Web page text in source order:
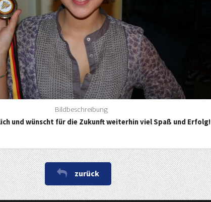
Bildbeschreibung
und wünscht für die Zukunft weiterhin viel Spaß und Erfolg!
zurück